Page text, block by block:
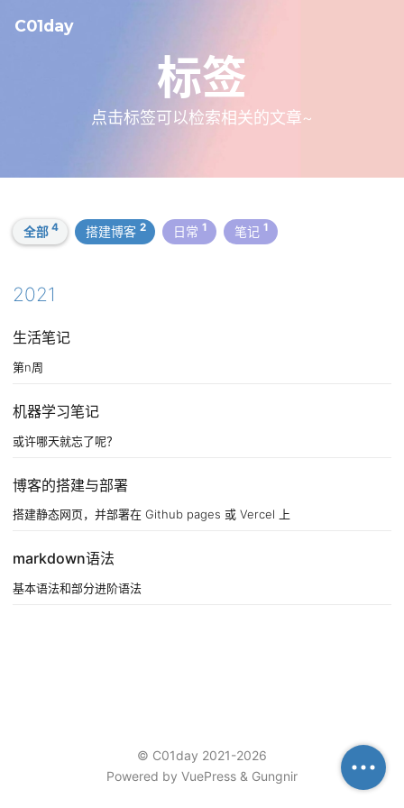
C01day
标签
点击标签可以检索相关的文章~
全部4 搭建博客2 日常 1 笔记 1
2021
生活笔记
第n周
机器学习笔记
或许哪天就忘了呢？
博客的搭建与部署
搭建静态网页，并部署在 Github pages 或 Vercel 上
markdown语法
基本语法和部分进阶语法
© C01day 2021-2026
Powered by VuePress & Gungnir